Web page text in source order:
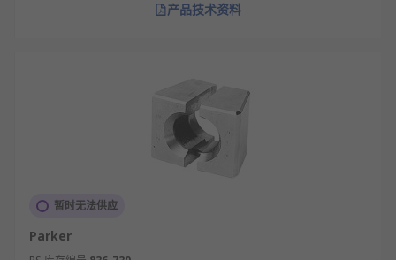
产品技术资料
暂时无法供应
Parker